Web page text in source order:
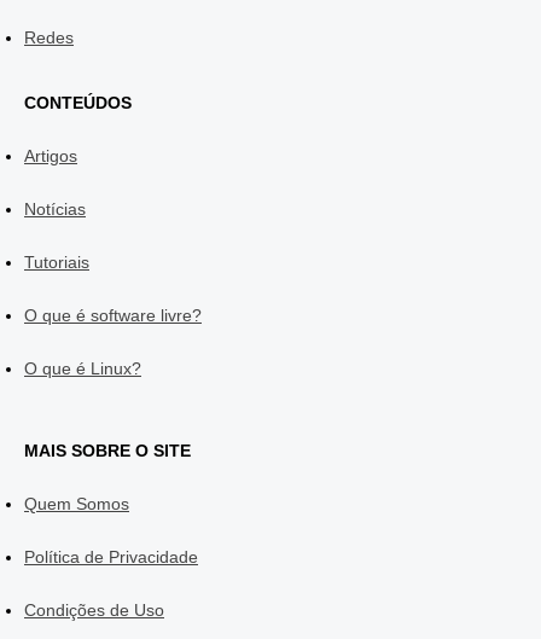
Redes
CONTEÚDOS
Artigos
Notícias
Tutoriais
O que é software livre?
O que é Linux?
MAIS SOBRE O SITE
Quem Somos
Política de Privacidade
Condições de Uso